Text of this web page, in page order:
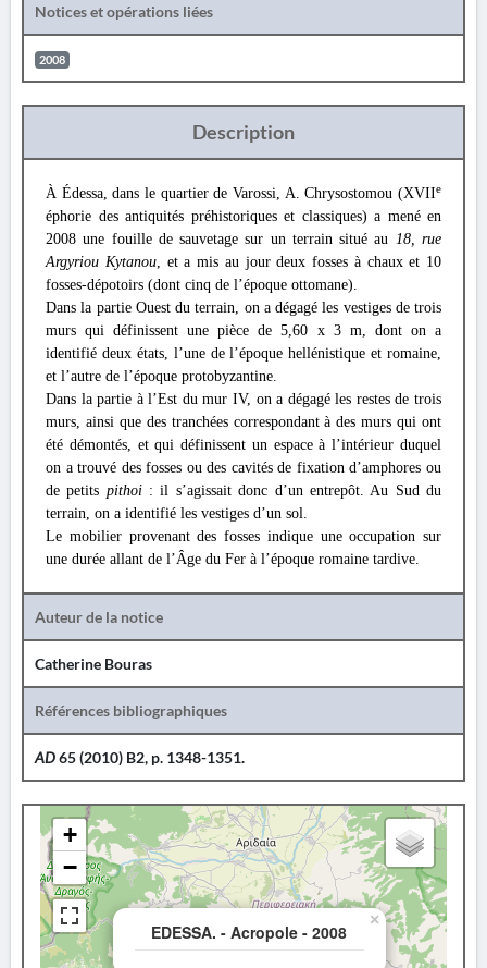
Notices et opérations liées
2008
Description
À Édessa, dans le quartier de Varossi, A. Chrysostomou (XVIIe
éphorie des antiquités préhistoriques et classiques) a mené en
2008 une fouille de sauvetage sur un terrain situé au 18, rue
Argyriou Kytanou, et a mis au jour deux fosses à chaux et 10
fosses-dépotoirs (dont cinq de l’époque ottomane).
Dans la partie Ouest du terrain, on a dégagé les vestiges de trois
murs qui définissent une pièce de 5,60 x 3 m, dont on a
identifié deux états, l’une de l’époque hellénistique et romaine,
et l’autre de l’époque protobyzantine.
Dans la partie à l’Est du mur IV, on a dégagé les restes de trois
murs, ainsi que des tranchées correspondant à des murs qui ont
été démontés, et qui définissent un espace à l’intérieur duquel
on a trouvé des fosses ou des cavités de fixation d’amphores ou
de petits pithoi: il s’agissait donc d’un entrepôt. Au Sud du
terrain, on a identifié les vestiges d’un sol.
Le mobilier provenant des fosses indique une occupation sur
une durée allant de l’Âge du Fer à l’époque romaine tardive.
Auteur de la notice
Catherine Bouras
Références bibliographiques
AD65 (2010) B2, p. 1348-1351.
EDESSA. - Acropole - 2008
×
+
−